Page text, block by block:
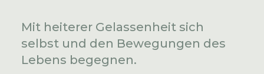
Mit heiterer Gelassenheit sich
selbst und den Bewegungen des
Lebens begegnen.